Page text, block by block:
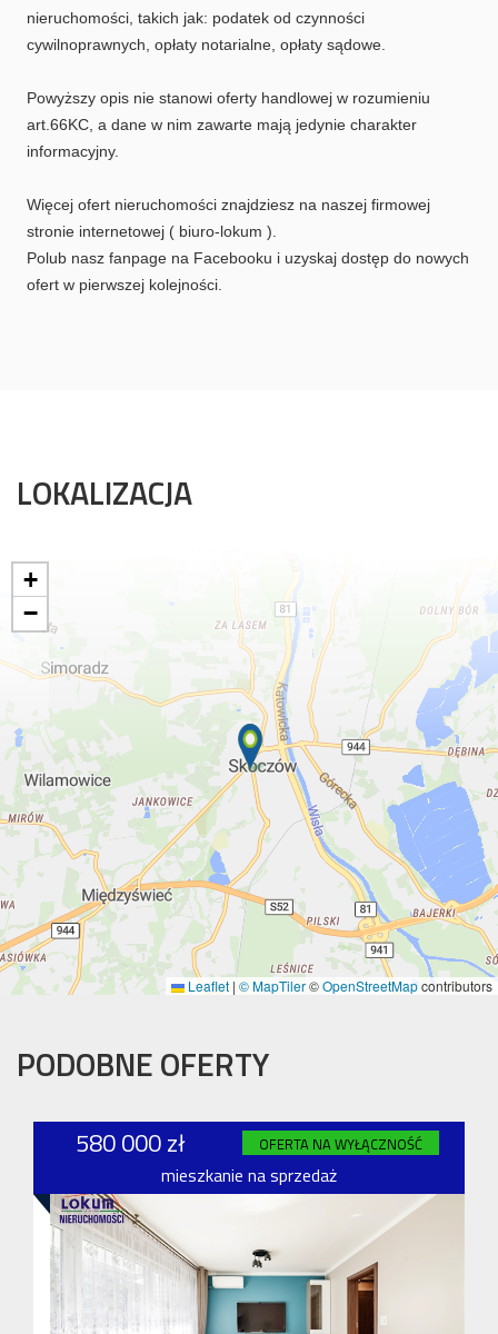
nieruchomości, takich jak: podatek od czynności
cywilnoprawnych, opłaty notarialne, opłaty sądowe.
Powyższy opis nie stanowi oferty handlowej w rozumieniu
art.66KC, a dane w nim zawarte mają jedynie charakter
informacyjny.
Więcej ofert nieruchomości znajdziesz na naszej firmowej
stronie internetowej ( biuro-lokum ).
Polub nasz fanpage na Facebooku i uzyskaj dostęp do nowych
ofert w pierwszej kolejności.
LOKALIZACJA
+
−
Leaflet | © MapTiler©OpenStreetMapcontributors
PODOBNE OFERTY
580 000 zł OFERTA NA WYŁĄCZNOŚĆ
mieszkanie na sprzedaż